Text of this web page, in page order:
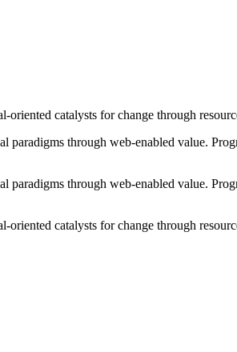
catalysts for change through
through web-enabled value.
through web-enabled value.
oriented catalysts for change through